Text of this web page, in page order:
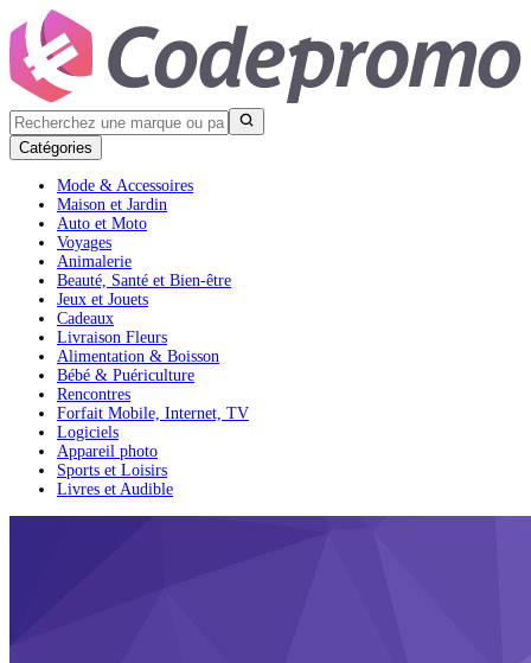
Catégories
Mode & Accessoires
Maison et Jardin
Auto et Moto
Voyages
Animalerie
Beauté, Santé et Bien-être
Jeux et Jouets
Cadeaux
Livraison Fleurs
Alimentation & Boisson
Bébé & Puériculture
Rencontres
Forfait Mobile, Internet, TV
Logiciels
Appareil photo
Sports et Loisirs
Livres et Audible